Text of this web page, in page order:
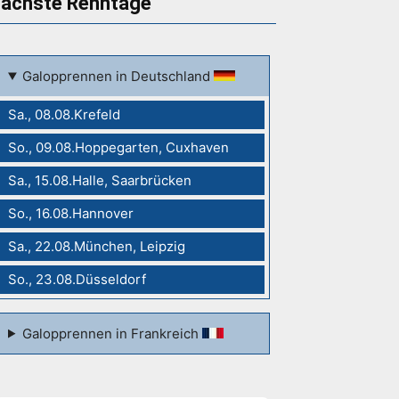
Galopprennen in Deutschland
Sa., 08.08.Krefeld
So., 09.08.Hoppegarten, Cuxhaven
Sa., 15.08.Halle, Saarbrücken
So., 16.08.Hannover
Sa., 22.08.München, Leipzig
So., 23.08.Düsseldorf
Galopprennen in Frankreich